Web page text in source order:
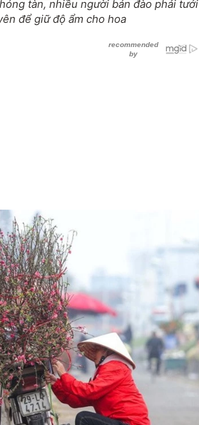
tàn, nhiều người bán đào phải tưới
để giữ độ ẩm cho hoa